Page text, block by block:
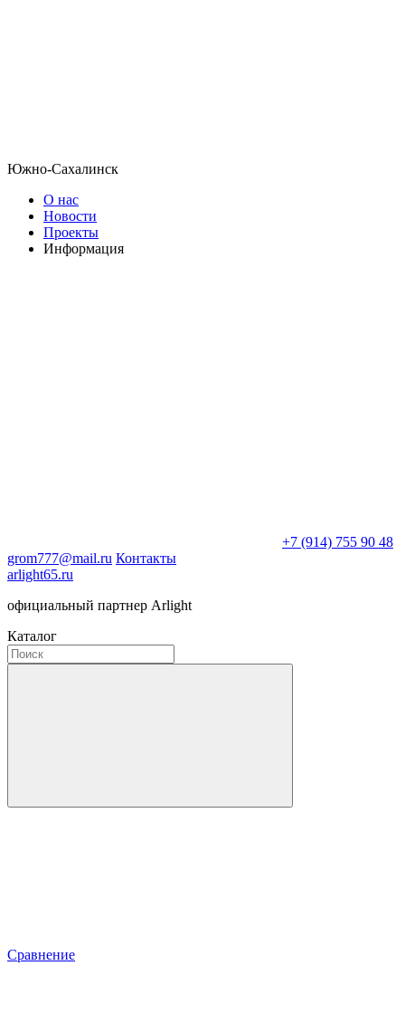
Южно-Сахалинск
О нас
Новости
Проекты
Информация
+7 (914) 755 90 48
grom777@mail.ru Контакты
arlight65.ru
официальный партнер Arlight
Каталог
Сравнение